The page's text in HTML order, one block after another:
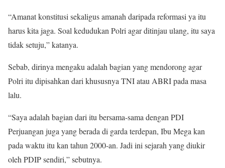
“Amanat konstitusi sekaligus amanah daripada reformasi ya itu
harus kita jaga. Soal kedudukan Polri agar ditinjau ulang, itu saya
tidak setuju,” katanya.
Sebab, dirinya mengaku adalah bagian yang mendorong agar
Polri itu dipisahkan dari khususnya TNI atau ABRI pada masa
lalu.
“Saya adalah bagian dari itu bersama-sama dengan PDI
Perjuangan juga yang berada di garda terdepan, Ibu Mega kan
pada waktu itu kan tahun 2000-an. Jadi ini sejarah yang diukir
oleh PDIP sendiri,” sebutnya.